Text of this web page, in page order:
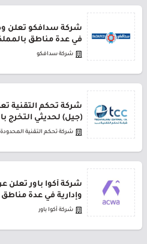
شركة سدافكو تعلن
في عدة مناطق
شركة سدافكو
شركة تحكم التقنية
(جيل) لحديثي التخرج
شركة تحكم التقنية المحدودة
شركة أكوا باور تعلن
وإدارية في عدة مناطق
شركة أكوا باور